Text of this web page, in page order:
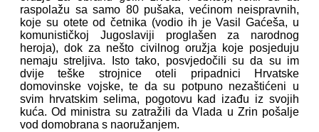
raspolažu sa samo 80 pušaka, većinom neispravnih,
koje su otete od četnika (vodio ih je Vasil Gaćeša, u
komunističkoj Jugoslaviji proglašen za narodnog
heroja), dok za nešto civilnog oružja koje posjeduju
nemaju streljiva. Isto tako, posvjedočili su da su im
dvije teške strojnice oteli pripadnici Hrvatske
domovinske vojske, te da su potpuno nezaštićeni u
svim hrvatskim selima, pogotovu kad izađu iz svojih
kuća. Od ministra su zatražili da Vlada u Zrin pošalje
vod domobrana s naoružanjem.